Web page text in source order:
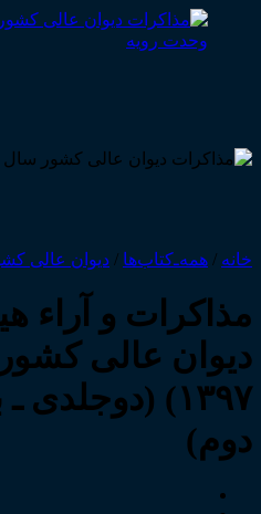
خانه / همه‌ـ‌کتاب‌ها / دیوان عالی
مذاکرات و آراء
دوم)